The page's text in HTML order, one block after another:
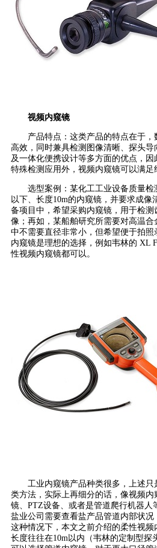
视频内窥镜
产品特点：这类产品的特点在于
高效，同时兼具检测图像清晰、探头
及一体化便携设计等多方面的优点，
特殊检测应用外，视频内窥镜可以满足
选型案例：某化工工业设备质量检
以下、长度10m的内窥镜，并要求成像
备项目中，希望采购内窥镜，用于检
像；再如，某船舶研究所需要对高温合
中不需要直径非常小，但希望便于拍
内窥镜是理想的选择，例如韦林的 XL
性视频内窥镜都可以。
工业内窥镜产品种类很多，上述
类方法，实际上再细分的话，像视频
镜、PTZ设备、或者是管道爬行机器人
盐业公司需要查看盐产品管道内部状况
这种情况下，本文之前介绍的柔性视
长度往往在10m以内（韦林的定制型探